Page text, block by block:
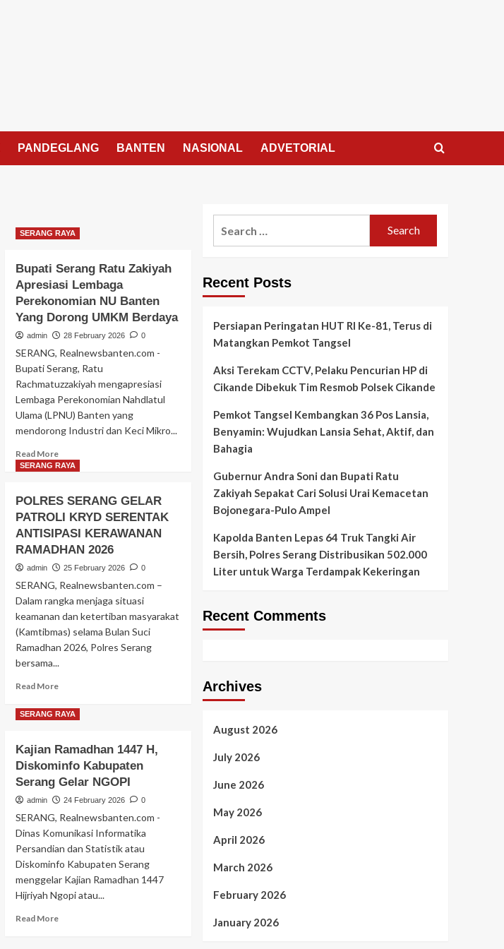
PANDEGLANG BANTEN NASIONAL ADVETORIAL
SERANG RAYA
Bupati Serang Ratu Zakiyah
Apresiasi Lembaga
Perekonomian NU Banten
Yang Dorong UMKM Berdaya
admin 28 February 2026 0
SERANG, Realnewsbanten.com -
Bupati Serang, Ratu
Rachmatuzzakiyah mengapresiasi
Lembaga Perekonomian Nahdlatul
Ulama (LPNU) Banten yang
mendorong Industri dan Keci Mikro...
Read MoreRead
more
Serang
Ratu
Zakiyah
Apresiasi
Perekonomian
NU
Banten
Yang
Dorong
UMKM
Berdaya
SERANG RAYA
POLRES SERANG GELAR
PATROLI KRYD SERENTAK
ANTISIPASI KERAWANAN
RAMADHAN 2026
admin 25 February 2026 0
SERANG, Realnewsbanten.com –
Dalam rangka menjaga situasi
keamanan dan ketertiban masyarakat
(Kamtibmas) selama Bulan Suci
Ramadhan 2026, Polres Serang
bersama...
Read MoreRead
about
GELAR
PATROLI
KRYD
ANTISIPASI
KERAWANAN
RAMADHAN
2026
SERANG RAYA
Kajian Ramadhan 1447 H,
Diskominfo Kabupaten
Serang Gelar NGOPI
admin 24 February 2026 0
SERANG, Realnewsbanten.com -
Dinas Komunikasi Informatika
Persandian dan Statistik atau
Diskominfo Kabupaten Serang
menggelar Kajian Ramadhan 1447
Hijriyah Ngopi atau...
Read MoreRead
Recent Posts
Persiapan Peringatan HUT RI Ke-81, Terus di
Matangkan Pemkot Tangsel
Aksi Terekam CCTV, Pelaku Pencurian HP di
Cikande Dibekuk Tim Resmob Polsek Cikande
Pemkot Tangsel Kembangkan 36 Pos Lansia,
Benyamin: Wujudkan Lansia Sehat, Aktif, dan
Bahagia
Gubernur Andra Soni dan Bupati Ratu
Zakiyah Sepakat Cari Solusi Urai Kemacetan
Bojonegara-Pulo Ampel
Kapolda Banten Lepas 64 Truk Tangki Air
Bersih, Polres Serang Distribusikan 502.000
Liter untuk Warga Terdampak Kekeringan
Recent Comments
Archives
August 2026
July 2026
June 2026
May 2026
April 2026
March 2026
February 2026
January 2026